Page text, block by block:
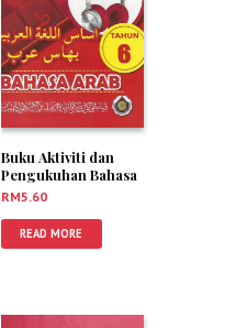
Buku Aktiviti dan
Pengukuhan Bahasa
Arab Tahun 6
RM5.60
READ MORE